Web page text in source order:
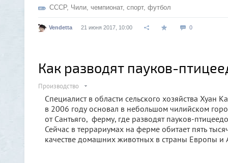
СССР, Чили, чемпионат, спорт, футбол
Vendetta 21 июня 2017, 10:00 0
Как разводят пауков-
Производство
Специалист в области сельского хозяйства Хуан
в 2006 году основал в небольшом чилийском
от Сантьяго, ферму, где разводят пауков-
Сейчас в террариумах на ферме обитает пять
качестве домашних животных в страны Европы и